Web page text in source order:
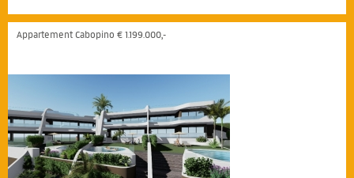
Appartement Cabopino € 1.199.000,-